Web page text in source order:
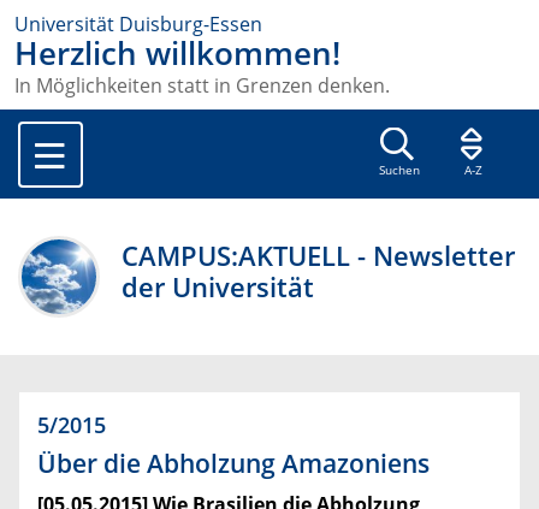
Universität Duisburg-Essen
Herzlich willkommen!
In Möglichkeiten statt in Grenzen denken.
Suchen A-Z
CAMPUS:AKTUELL - Newsletter
der Universität
5/2015
Über die Abholzung Amazoniens